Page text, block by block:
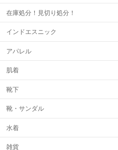
在庫処分！見切り処分！
インドエスニック
アパレル
肌着
靴下
靴・サンダル
水着
雑貨